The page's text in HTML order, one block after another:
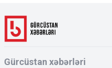
Gürcüstan xəbərləri